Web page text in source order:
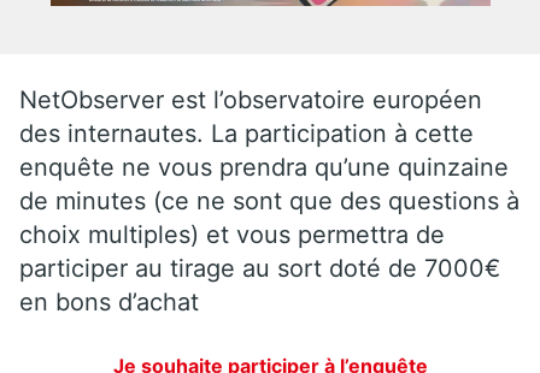
NetObserver est l’observatoire européen
des internautes. La participation à cette
enquête ne vous prendra qu’une quinzaine
de minutes (ce ne sont que des questions à
choix multiples) et vous permettra de
participer au tirage au sort doté de 7000€
en bons d’achat
Je souhaite participer à l’enquête